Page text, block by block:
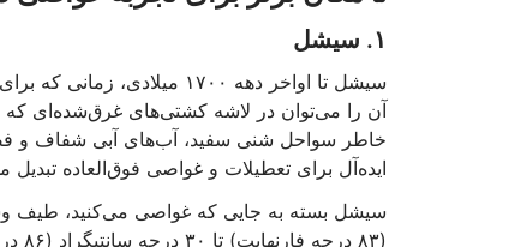
۱. سیشل
سیشل تا اواخر دهه ۱۷۰۰
آن را می‌توان در لاشه کشتی‌های غرق‌شده‌ای
خاطر سواحل شنی سفید، آب‌های آبی شفاف و
ایده‌آل برای تعطیلات و غواصی فوق‌العاده تبدیل
(۸۳